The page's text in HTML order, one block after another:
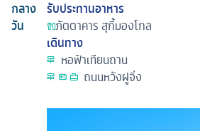
กลาง
วัน
รับประทานอาหาร
ภัตตาคารสุกี้มองโกล
เดินทาง
หอฟ้าเทียนถาน
ถนนหวังฝูจิ่ง